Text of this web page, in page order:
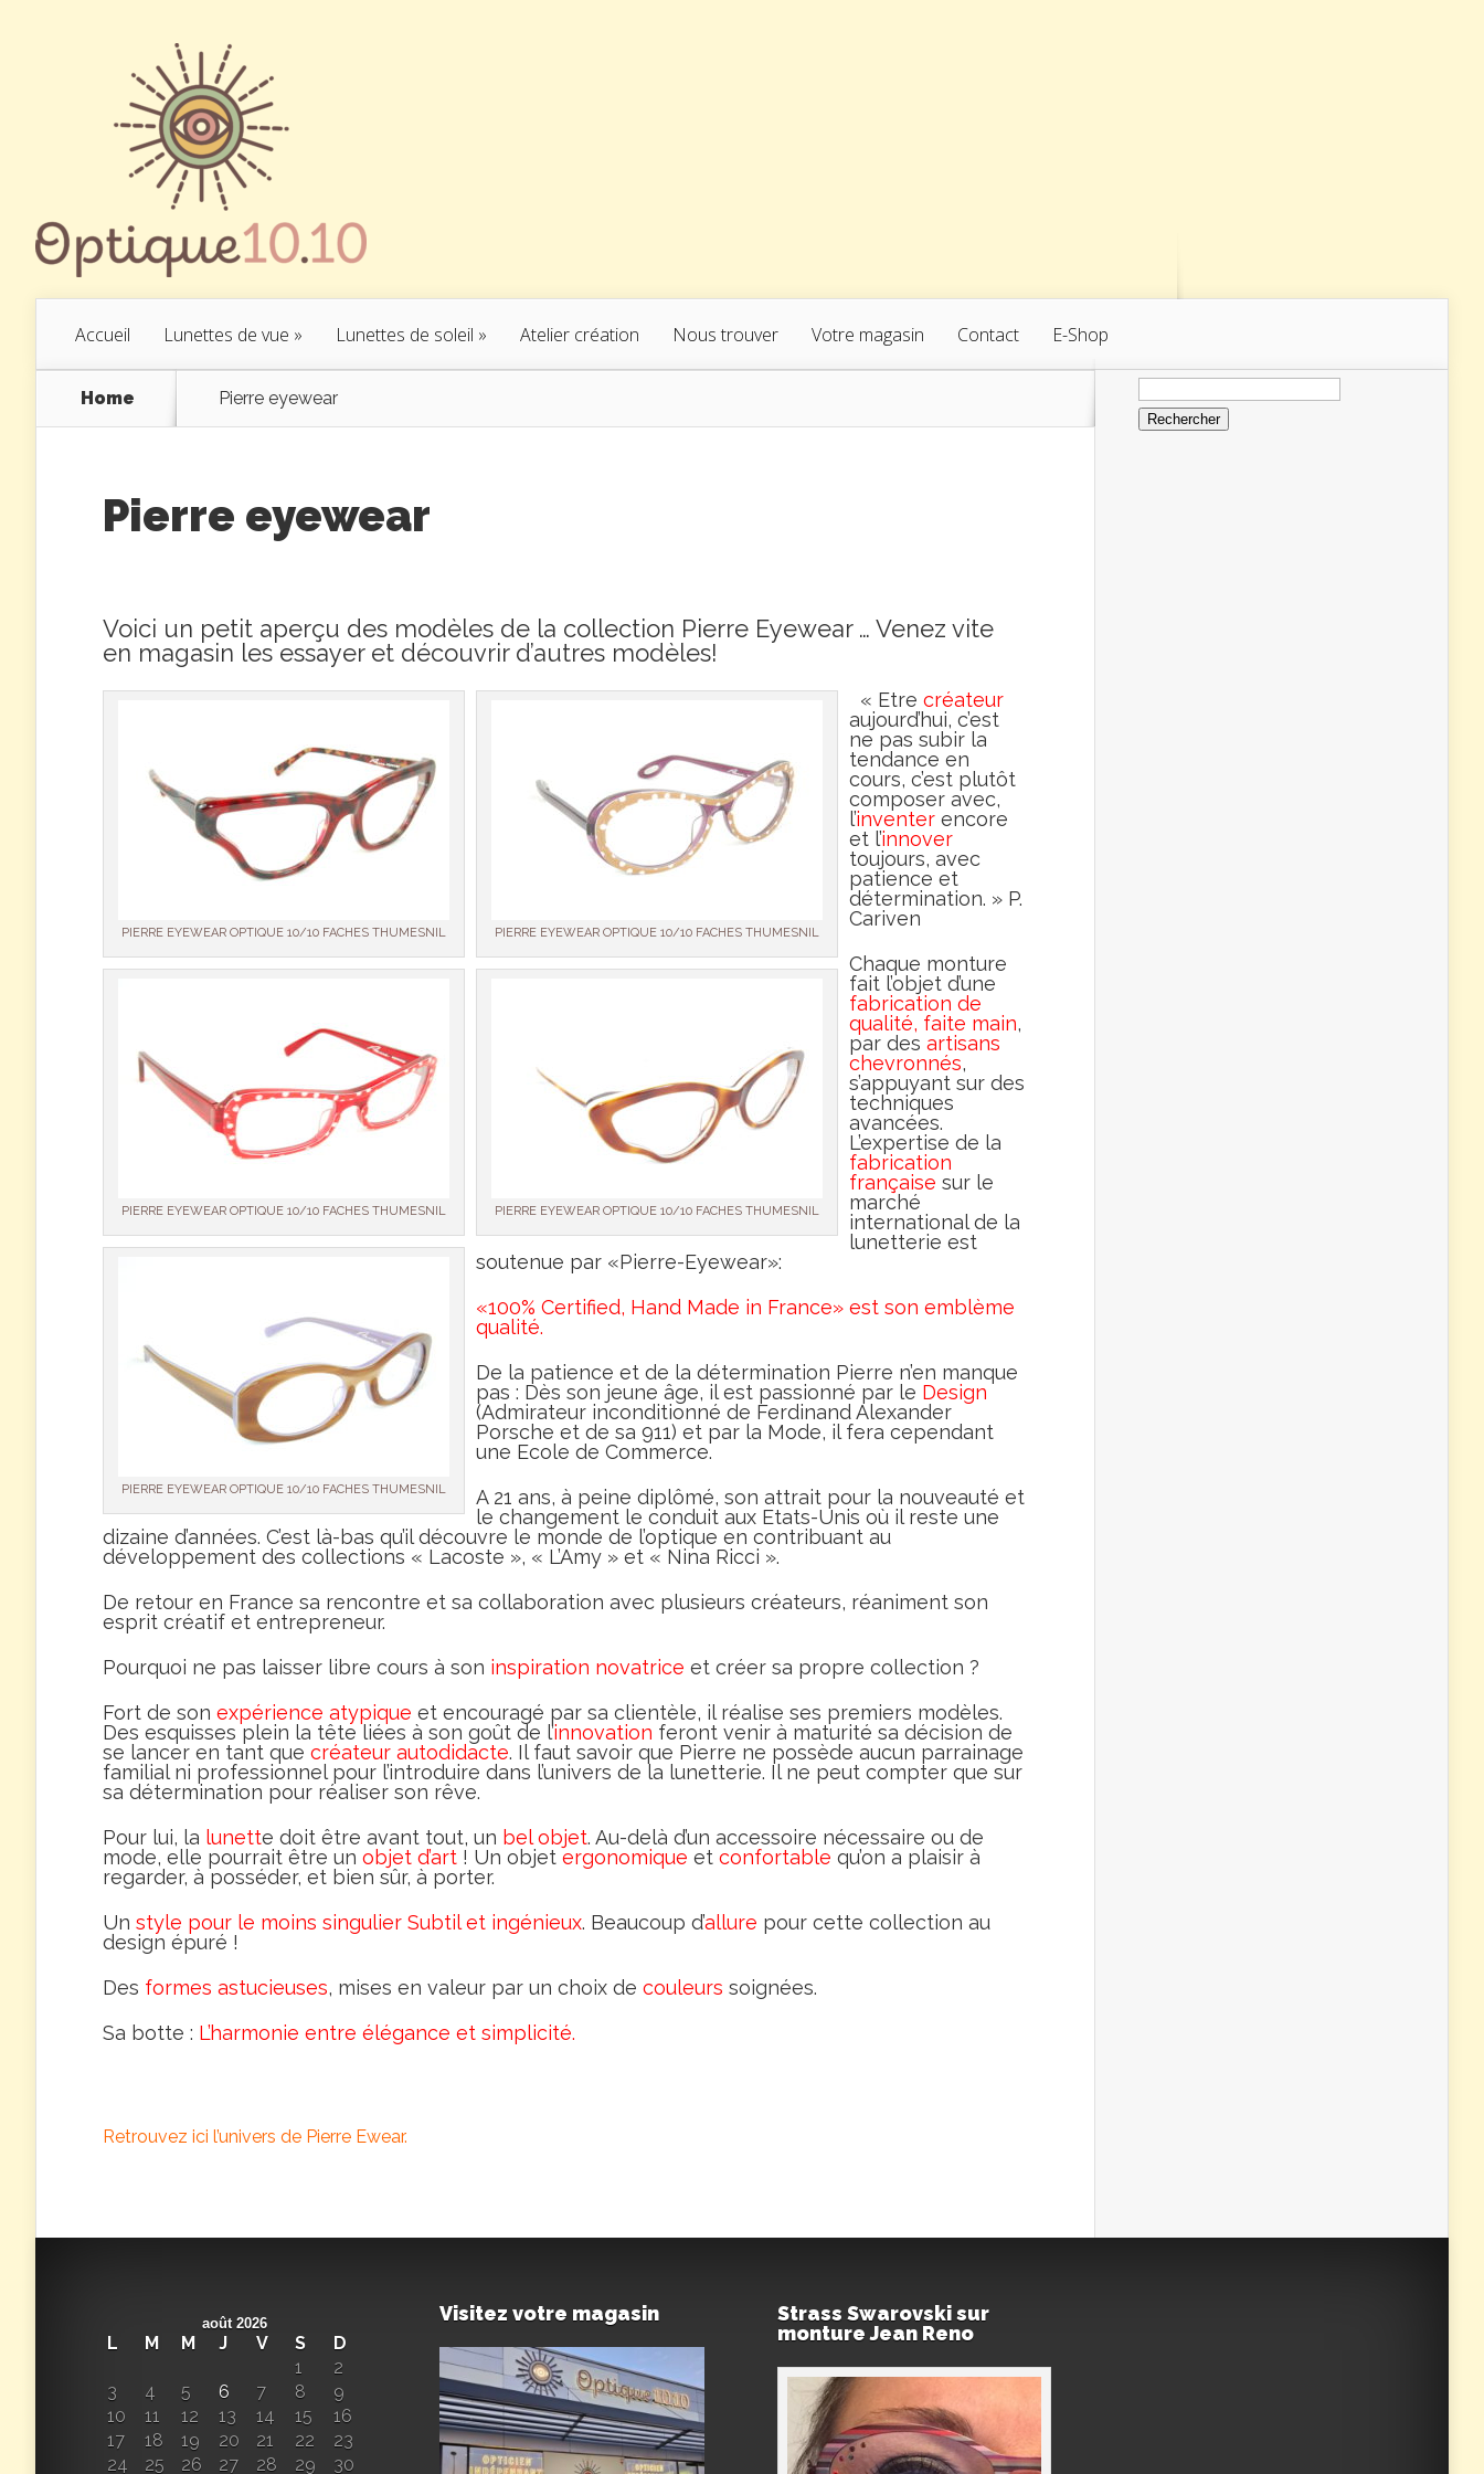
Accueil Lunettes de vue » Lunettes de soleil » Atelier création Nous trouver Votre magasin Contact E-Shop
Home Pierre eyewear
Pierre eyewear
Voici un petit aperçu des modèles de la collection Pierre Eyewear … Venez vite
en magasin les essayer et découvrir d’autres modèles!
PIERRE EYEWEAR OPTIQUE 10/10 FACHES THUMESNIL PIERRE EYEWEAR OPTIQUE 10/10 FACHES THUMESNIL
PIERRE EYEWEAR OPTIQUE 10/10 FACHES THUMESNIL PIERRE EYEWEAR OPTIQUE 10/10 FACHES THUMESNIL
PIERRE EYEWEAR OPTIQUE 10/10 FACHES THUMESNIL
« Etre créateur
aujourd’hui, c’est
ne pas subir la
tendance en
cours, c’est plutôt
composer avec,
l’inventer encore
et l’innover
toujours, avec
patience et
détermination. » P.
Cariven
Chaque monture
fait l’objet d’une
fabrication de
qualité, faite main,
par des artisans
chevronnés,
s’appuyant sur des
techniques
avancées.
L’expertise de la
fabrication
française sur le
marché
international de la
lunetterie est
soutenue par «Pierre-Eyewear»:
«100% Certified, Hand Made in France» est son emblème
qualité.
De la patience et de la détermination Pierre n’en manque
pas : Dès son jeune âge, il est passionné par le Design
(Admirateur inconditionné de Ferdinand Alexander
Porsche et de sa 911) et par la Mode, il fera cependant
une Ecole de Commerce.
A 21 ans, à peine diplômé, son attrait pour la nouveauté et
le changement le conduit aux Etats-Unis où il reste une
dizaine d’années. C’est là-bas qu’il découvre le monde de l’optique en contribuant au
développement des collections « Lacoste », « L’Amy » et « Nina Ricci ».
De retour en France sa rencontre et sa collaboration avec plusieurs créateurs, réaniment son
esprit créatif et entrepreneur.
Pourquoi ne pas laisser libre cours à son inspiration novatrice et créer sa propre collection ?
Fort de son expérience atypique et encouragé par sa clientèle, il réalise ses premiers modèles.
Des esquisses plein la tête liées à son goût de l’innovation feront venir à maturité sa décision de
se lancer en tant que créateur autodidacte. Il faut savoir que Pierre ne possède aucun parrainage
familial ni professionnel pour l’introduire dans l’univers de la lunetterie. Il ne peut compter que sur
sa détermination pour réaliser son rêve.
Pour lui, la lunette doit être avant tout, un bel objet. Au-delà d’un accessoire nécessaire ou de
mode, elle pourrait être un objet d’art ! Un objet ergonomique et confortable qu’on a plaisir à
regarder, à posséder, et bien sûr, à porter.
Un style pour le moins singulier Subtil et ingénieux. Beaucoup d’allure pour cette collection au
design épuré !
Des formes astucieuses, mises en valeur par un choix de couleurs soignées.
Sa botte : L’harmonie entre élégance et simplicité.
Retrouvez ici l’univers de Pierre Ewear.
Rechercher :
août 2026
L M M J V S
D
1
2
3
4 5 6 7 8
9
10
11 12 13 14 15
16
17
18 19 20 21 22
23
24
25 26 27 28 29 30
Visitez votre magasin
Strass Swarovski sur
monture Jean Reno